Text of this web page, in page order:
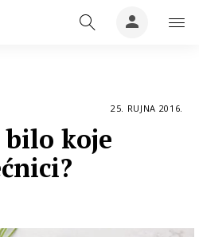
25. RUJNA 2016.
bilo koje